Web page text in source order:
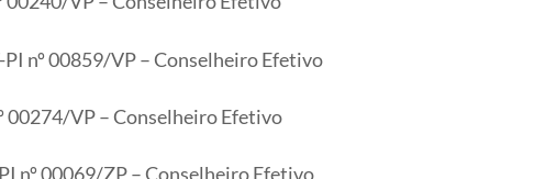
nº 00859/VP – Conselheiro Efetivo
00274/VP – Conselheiro Efetivo
nº 00069/ZP – Conselheiro Efetivo